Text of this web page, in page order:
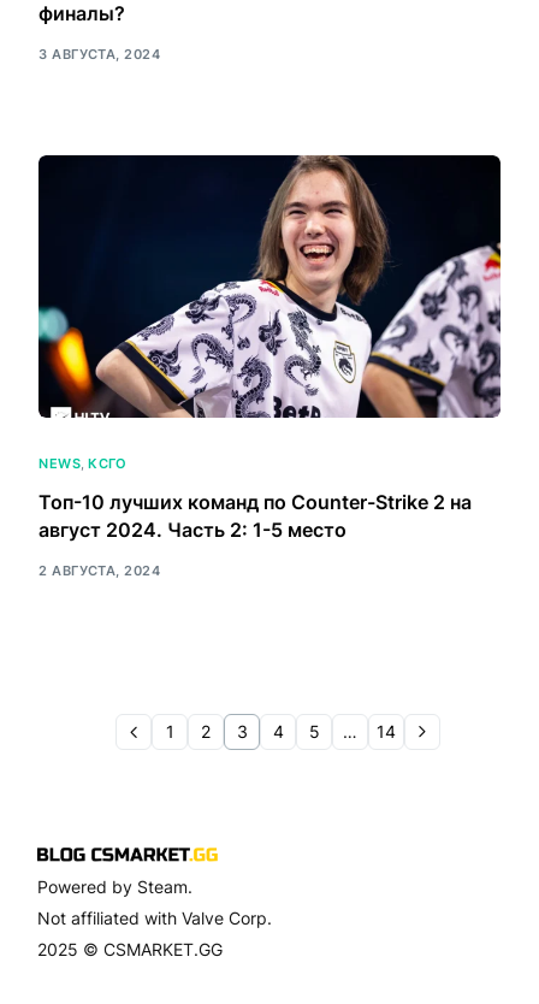
финалы?
3 АВГУСТА, 2024
NEWS,КСГО
Топ-10 лучших команд по Counter-Strike 2 на
август 2024. Часть 2: 1-5 место
2 АВГУСТА, 2024
1 2 3 4 5 … 14
Powered by Steam.
Not affiliated with Valve Corp.
2025 © CSMARKET.GG